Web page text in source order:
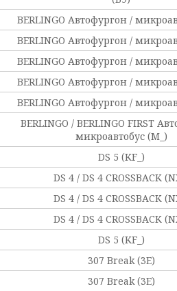
BERLINGO Автофургон /
BERLINGO Автофургон /
BERLINGO Автофургон /
BERLINGO Автофургон /
BERLINGO Автофургон /
BERLINGO / BERLINGO FIRST
микроавтобус (M_)
DS 5 (KF_)
DS 4 / DS 4 CROSSBACK
DS 4 / DS 4 CROSSBACK
DS 4 / DS 4 CROSSBACK
DS 5 (KF_)
307 Break (3E)
307 Break (3E)